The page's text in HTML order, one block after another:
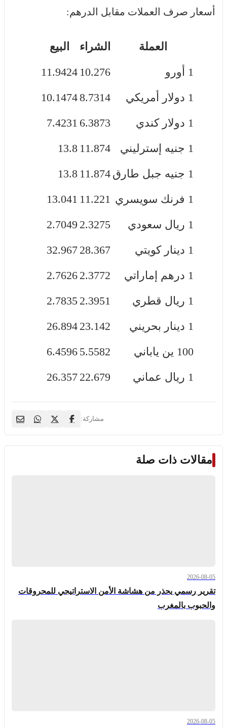
أسعار صرف العملات مقابل الدرهم:
العملة الشراء
البيع
1 أورو
10.276
11.9424
1 دولار أمريكي
8.7314
10.1474
1 دولار كندي
6.3873
7.4231
1 جنيه إسترليني
11.874
13.8
1 جنيه جبل طارق
11.874
13.8
1 فرنك سويسري
11.221
13.041
1 ريال سعودي
2.3275
2.7049
1 دينار كويتي
28.367
32.967
1 درهم إماراتي
2.3772
2.7626
1 ريال قطري
2.3951
2.7835
1 دينار بحريني
23.142
26.894
100 ين ياباني
5.5582
6.4596
1 ريال عماني
22.679
26.357
مشاركة:
مقالات ذات صلة
2026-08-05
تقرير رسمي يحذر من هشاشة الأمن الاستراتيجي للمحروقات
والحبوب بالمغرب
2026-08-05